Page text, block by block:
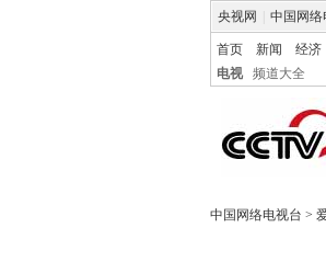
央视网 中国网络
首页 新闻 经济
电视
频道大全
中国网络电视台 >